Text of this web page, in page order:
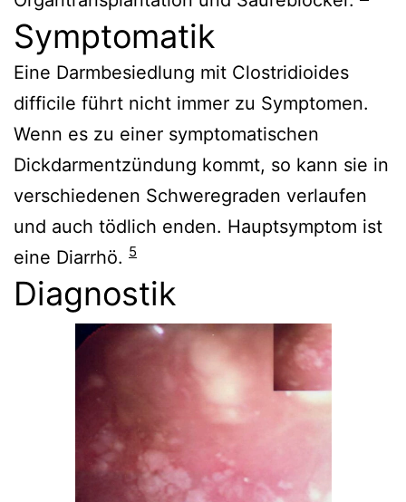
Symptomatik
Eine Darmbesiedlung mit Clostridioides
difficile führt nicht immer zu Symptomen.
Wenn es zu einer symptomatischen
Dickdarmentzündung kommt, so kann sie in
verschiedenen Schweregraden verlaufen
und auch tödlich enden. Hauptsymptom ist
eine Diarrhö. 5
Diagnostik